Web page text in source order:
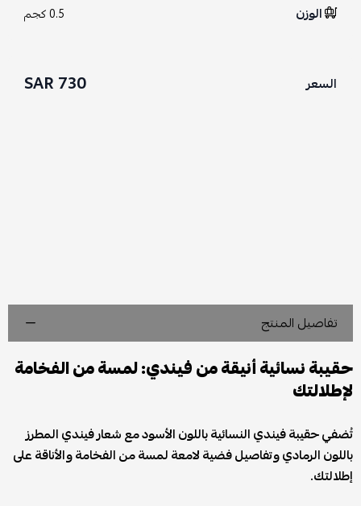
الوزن 0.5 كجم
السعر 730 SAR
تفاصيل المنتج
حقيبة نسائية أنيقة من فيندي: لمسة من الفخامة
لإطلالتك
تُضفي حقيبة فيندي النسائية باللون الأسود مع شعار فيندي المطرز
باللون الرمادي وتفاصيل فضية لامعة لمسة من الفخامة والأناقة على
إطلالتك.